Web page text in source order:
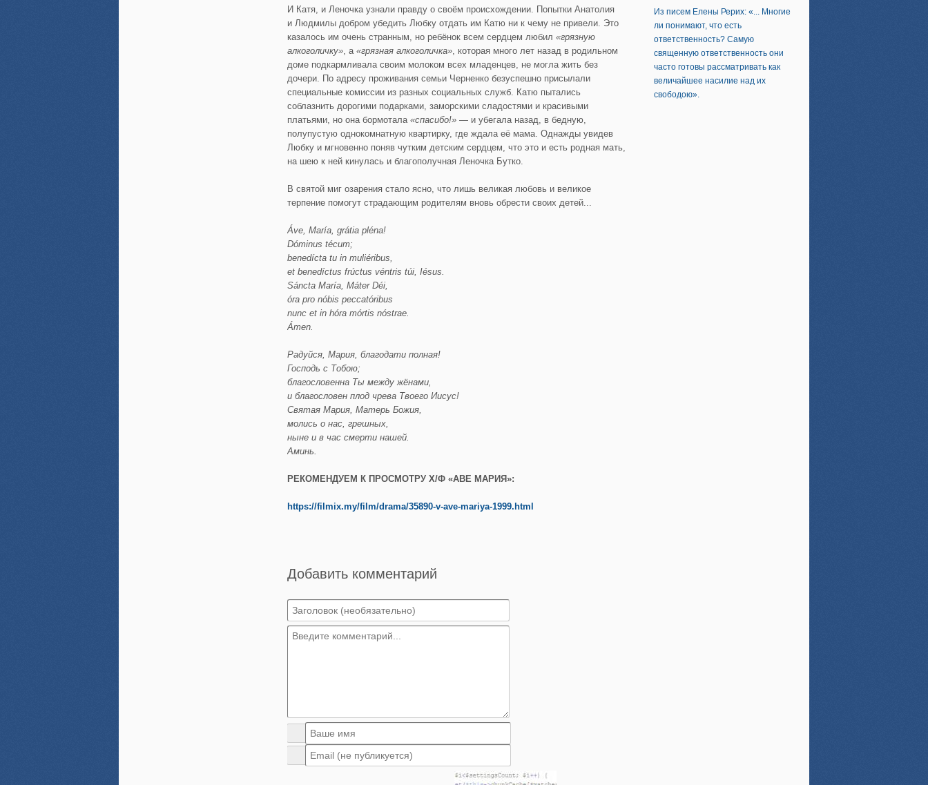
И Катя, и Леночка узнали правду о своём происхождении. Попытки Анатолия
и Людмилы добром убедить Любку отдать им Катю ни к чему не привели. Это
казалось им очень странным, но ребёнок всем сердцем любил «грязную
алкоголичку», а «грязная алкоголичка», которая много лет назад в родильном
доме подкармливала своим молоком всех младенцев, не могла жить без
дочери. По адресу проживания семьи Черненко безуспешно присылали
специальные комиссии из разных социальных служб. Катю пытались
соблазнить дорогими подарками, заморскими сладостями и красивыми
платьями, но она бормотала «спасибо!» — и убегала назад, в бедную,
полупустую однокомнатную квартирку, где ждала её мама. Однажды увидев
Любку и мгновенно поняв чутким детским сердцем, что это и есть родная мать,
на шею к ней кинулась и благополучная Леночка Бутко.
В святой миг озарения стало ясно, что лишь великая любовь и великое
терпение помогут страдающим родителям вновь обрести своих детей...
Áve, María, grátia pléna!
Dóminus técum;
benedícta tu in muliéribus,
et benedíctus frúctus véntris túi, Iésus.
Sáncta María, Máter Déi,
óra pro nóbis peccatóribus
nunc et in hóra mórtis nóstrae.
Ámen.
Радуйся, Мария, благодати полная!
Господь с Тобою;
благословенна Ты между жёнами,
и благословен плод чрева Твоего Иисус!
Святая Мария, Матерь Божия,
молись о нас, грешных,
ныне и в час смерти нашей.
Аминь.
РЕКОМЕНДУЕМ К ПРОСМОТРУ Х/Ф «АВЕ МАРИЯ»:
https://filmix.my/film/drama/35890-v-ave-mariya-1999.html
Добавить комментарий
Из писем Елены Рерих: «... Многие
ли понимают, что есть
ответственность? Самую
священную ответственность они
часто готовы рассматривать как
величайшее насилие над их
свободою».